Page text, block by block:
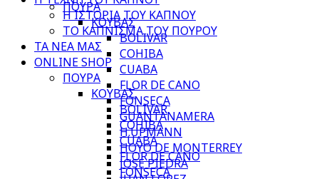
ΠΟΥΡΑ
ΚΟΥΒΑΣ
BOLIVAR
COHIBA
CUABA
FLOR DE CANO
FONSECA
GUANTANAMERA
H.UPMANN
HOYO DE MONTERREY
JOSE PIEDRA
Η ΙΣΤΟΡΙΑ ΤΟΥ ΚΑΠΝΟΥ
ΤΟ ΚΑΠΝΙΣΜΑ ΤΟΥ ΠΟΥΡΟΥ
ΤΑ ΝΕΑ ΜΑΣ
ONLINE SHOP
ΠΟΥΡΑ
ΚΟΥΒΑΣ
BOLIVAR
COHIBA
CUABA
FLOR DE CANO
FONSECA